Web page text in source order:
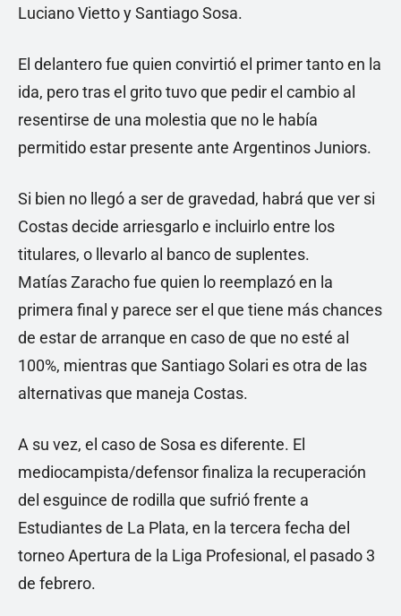
Luciano Vietto y Santiago Sosa.
El delantero fue quien convirtió el primer tanto en la
ida, pero tras el grito tuvo que pedir el cambio al
resentirse de una molestia que no le había
permitido estar presente ante Argentinos Juniors.
Si bien no llegó a ser de gravedad, habrá que ver si
Costas decide arriesgarlo e incluirlo entre los
titulares, o llevarlo al banco de suplentes.
Matías Zaracho fue quien lo reemplazó en la
primera final y parece ser el que tiene más chances
de estar de arranque en caso de que no esté al
100%, mientras que Santiago Solari es otra de las
alternativas que maneja Costas.
A su vez, el caso de Sosa es diferente. El
mediocampista/defensor finaliza la recuperación
del esguince de rodilla que sufrió frente a
Estudiantes de La Plata, en la tercera fecha del
torneo Apertura de la Liga Profesional, el pasado 3
de febrero.